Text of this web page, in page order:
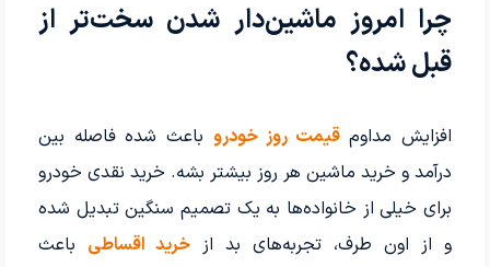
چرا امروز ماشین‌دار شدن سخت‌تر از
قبل شده؟
افزایش مداومقیمت روز خودرو باعث شده فاصله بین
درآمد و خرید ماشین هر روز بیشتر بشه. خرید نقدی خودرو
برای خیلی از خانواده‌ها به یک تصمیم سنگین تبدیل شده
و از اون طرف، تجربه‌های بد ازخرید اقساطی باعث